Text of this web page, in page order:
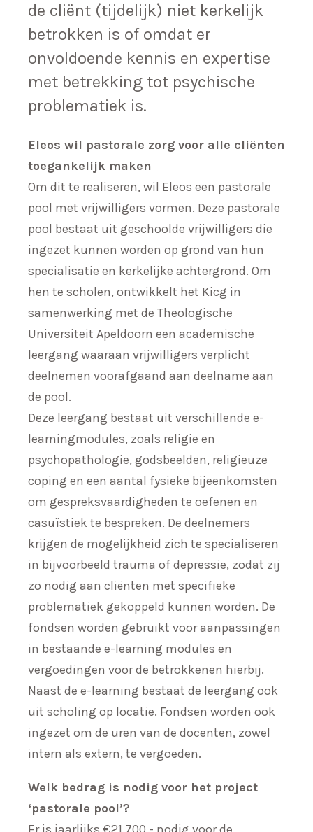
de cliënt (tijdelijk) niet kerkelijk
betrokken is of omdat er
onvoldoende kennis en expertise
met betrekking tot psychische
problematiek is.
Eleos wil pastorale zorg voor alle cliënten
toegankelijk maken
Om dit te realiseren, wil Eleos een pastorale
pool met vrijwilligers vormen. Deze pastorale
pool bestaat uit geschoolde vrijwilligers die
ingezet kunnen worden op grond van hun
specialisatie en kerkelijke achtergrond. Om
hen te scholen, ontwikkelt het Kicg in
samenwerking met de Theologische
Universiteit Apeldoorn een academische
leergang waaraan vrijwilligers verplicht
deelnemen voorafgaand aan deelname aan
de pool.
Deze leergang bestaat uit verschillende e-
learningmodules, zoals religie en
psychopathologie, godsbeelden, religieuze
coping en een aantal fysieke bijeenkomsten
om gespreksvaardigheden te oefenen en
casuïstiek te bespreken. De deelnemers
krijgen de mogelijkheid zich te specialiseren
in bijvoorbeeld trauma of depressie, zodat zij
zo nodig aan cliënten met specifieke
problematiek gekoppeld kunnen worden. De
fondsen worden gebruikt voor aanpassingen
in bestaande e-learning modules en
vergoedingen voor de betrokkenen hierbij.
Naast de e-learning bestaat de leergang ook
uit scholing op locatie. Fondsen worden ook
ingezet om de uren van de docenten, zowel
intern als extern, te vergoeden.
Welk bedrag is nodig voor het project
‘pastorale pool’?